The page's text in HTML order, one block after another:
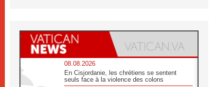
08.08.2026
En Cisjordanie, les chrétiens se sentent
seuls face à la violence des colons